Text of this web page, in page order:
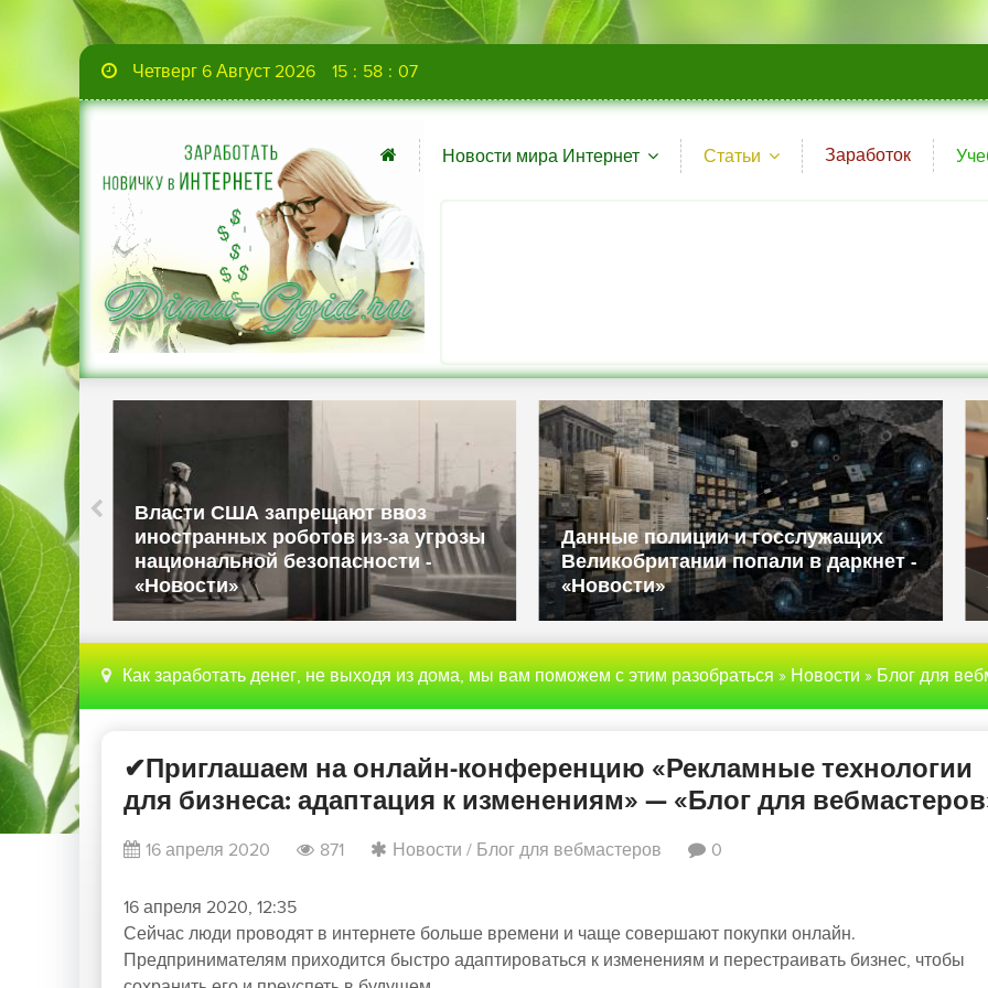
Четверг 6 Август 2026 15 : 58 : 08
Новости мира Интернет Статьи Заработок
Власти США запрещают ввоз
иностранных роботов из-за угрозы
национальной безопасности -
«Новости»
Данные полиции и госслужащих
Великобритании попали в даркнет -
«Новости»
Как заработать денег, не выходя из дома, мы вам поможем с этим разобраться»Новости»Блог для
✔Приглашаем на онлайн-конференцию «Рекламные технологии
для бизнеса: адаптация к изменениям» — «Блог для
16 апреля 2020 871 Новости / Блог для вебмастеров 0
16 апреля 2020, 12:35
Сейчас люди проводят в интернете больше времени и чаще совершают покупки онлайн.
Предпринимателям приходится быстро адаптироваться к изменениям и перестраивать бизнес, чтобы